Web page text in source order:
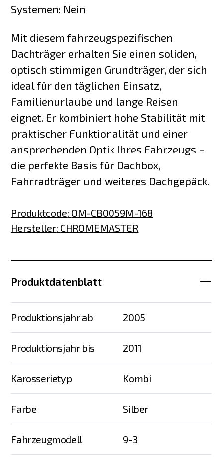
Systemen: Nein
Mit diesem fahrzeugspezifischen
Dachträger erhalten Sie einen soliden,
optisch stimmigen Grundträger, der sich
ideal für den täglichen Einsatz,
Familienurlaube und lange Reisen
eignet. Er kombiniert hohe Stabilität mit
praktischer Funktionalität und einer
ansprechenden Optik Ihres Fahrzeugs –
die perfekte Basis für Dachbox,
Fahrradträger und weiteres Dachgepäck.
Produktcode: OM-CB0059M-168
Hersteller: CHROMEMASTER
Produktdatenblatt
Produktionsjahr ab 2005
Produktionsjahr bis 2011
Karosserietyp Kombi
Farbe Silber
Fahrzeugmodell 9-3